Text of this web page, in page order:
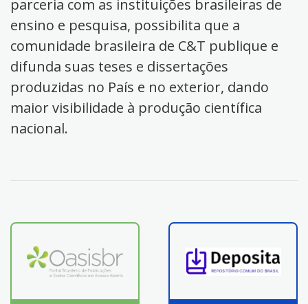
parceria com as instituições brasileiras de
ensino e pesquisa, possibilita que a
comunidade brasileira de C&T publique e
difunda suas teses e dissertações
produzidas no País e no exterior, dando
maior visibilidade à produção científica
nacional.